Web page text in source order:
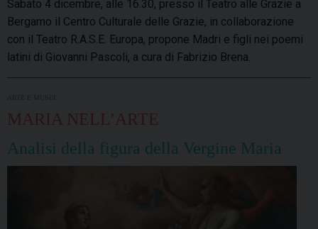
Sabato 4 dicembre, alle 16.30, presso il Teatro alle Grazie a
Bergamo il Centro Culturale delle Grazie, in collaborazione
con il Teatro R.A.S.E. Europa, propone Madri e figli nei poemi
latini di Giovanni Pascoli, a cura di Fabrizio Brena.
MARIA NELL’ARTE
Analisi della figura della Vergine Maria